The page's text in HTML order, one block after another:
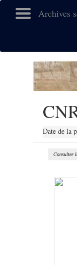
Archives
Date de la
Consulter